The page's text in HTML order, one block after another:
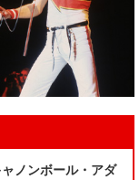
ノンボール・アダ